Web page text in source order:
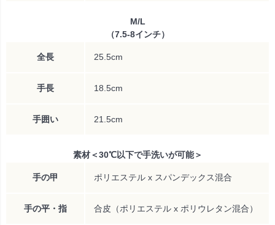
M/L
（7.5-8インチ）
全長 25.5cm
手長 18.5cm
手囲い 21.5cm
素材＜30℃以下で手洗いが可能＞
手の甲 ポリエステル x スパンデックス混合
手の平・指 合皮（ポリエステル x ポリウレタン混合）